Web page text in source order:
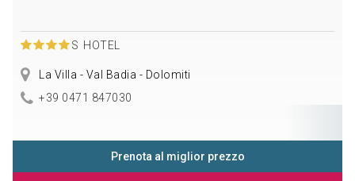
S HOTEL
La Villa - Val Badia - Dolomiti
+39 0471 847030
Prenota al miglior prezzo